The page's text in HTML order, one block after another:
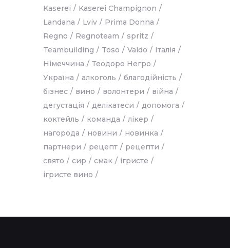
Kaserei
Kaserei Champignon
Landana
Lviv
Prima Donna
Regno
Regnoteam
spritz
Teambuilding
Toso Valdo
Італія
Німеччина
Теодоро Негро
Україна
алкоголь
благодійність
бізнес
вино волонтери
війна
дегустація
делікатеси
допомога
коктейль
команда
лікер
нагорода
новини
новинка
партнери
рецепт
рецепти
свято
сир смак
ігристе
ігристе вино